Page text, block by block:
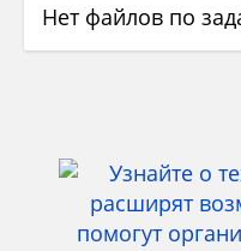
Нет файлов по